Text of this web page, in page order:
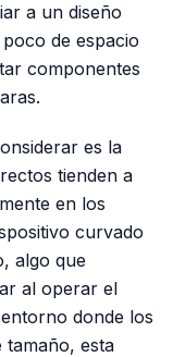
a un diseño
de espacio
componentes
es la
tienden a
en los
curvado
algo que
al operar el
donde los
esta